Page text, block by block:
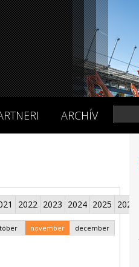
ARCHÍV
2022 2023 2024 2025 2026
november december